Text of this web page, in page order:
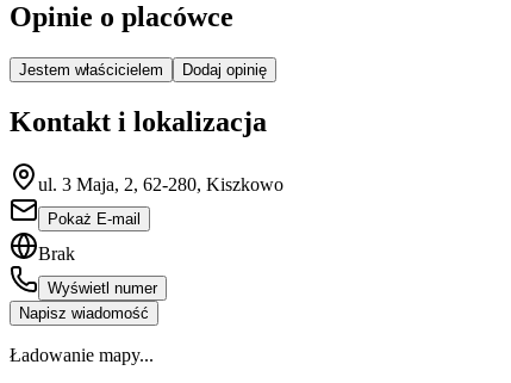
Opinie o placówce
Jestem właścicielem Dodaj opinię
Kontakt i lokalizacja
ul. 3 Maja, 2, 62-280, Kiszkowo
Pokaż E-mail
Brak
Wyświetl numer
Napisz wiadomość
Ładowanie mapy...